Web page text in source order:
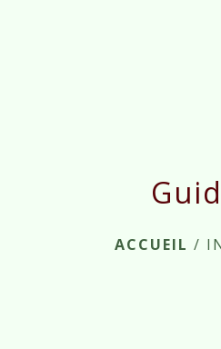
ACCUEIL /